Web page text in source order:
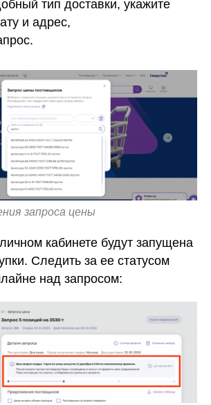
тип доставки, укажите
и адрес,
запроса цены
кабинете будут запущена
Следить за ее статусом
над запросом: